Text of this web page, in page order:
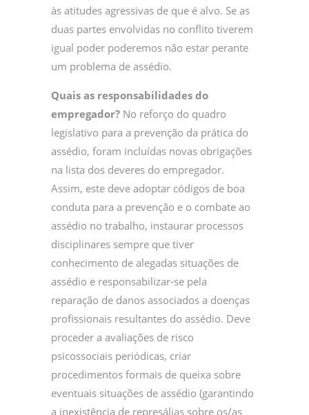
às atitudes agressivas de que é alvo. Se as
duas partes envolvidas no conflito tiverem
igual poder poderemos não estar perante
um problema de assédio.
Quais as responsabilidades do
empregador? No reforço do quadro
legislativo para a prevenção da prática do
assédio, foram incluídas novas obrigações
na lista dos deveres do empregador.
Assim, este deve adoptar códigos de boa
conduta para a prevenção e o combate ao
assédio no trabalho, instaurar processos
disciplinares sempre que tiver
conhecimento de alegadas situações de
assédio e responsabilizar-se pela
reparação de danos associados a doenças
profissionais resultantes do assédio. Deve
proceder a avaliações de risco
psicossociais periódicas, criar
procedimentos formais de queixa sobre
eventuais situações de assédio (garantindo
a inexistência de represálias sobre os/as